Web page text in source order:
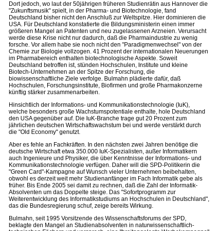
Dort jedoch, wo laut der 50jährigen früheren Studienrätin aus Hannover die
"Zukunftsmusik" spielt, in der Pharma- und Biotechnologie, fand
Deutschland bisher nicht den Anschluß zur Weltspitze. Hier dominieren die
USA. Für Deutschland konstatierte die Bildungsministerin einen immer
größeren Mangel an Patenten und neu zugelassenen Arzneien. Verursacht
werde diese Krise nicht nur dadurch, daß die Pharmaindustrie zu wenig
forsche. Vor allem habe sie noch nicht den "Paradigmenwechsel" von der
Chemie zur Biologie vollzogen. 41 Prozent der internationalen Neuerungen
im Pharmabereich enthalten biotechnologische Aspekte. Soweit
Deutschland betroffen ist, stünden Hochschulen, Institute und kleine
Biotech-Unternehmen an der Spitze der Forschung, die
biowissenschaftliche Ziele verfolge. Bulmahn plädierte dafür, daß
Hochschulen, Forschungsinstitute, Biofirmen und große Pharmakonzerne
künftig stärker zusammenarbeiten.
Hinsichtlich der Informations- und Kommunikationstechnologie (IuK),
welche besonders große Wachstumspotentiale enthalte, hole Deutschland
den USA gegenüber auf. Die IuK-Branche trage gut 20 Prozent zum
jährlichen deutschen Wirtschaftswachstum bei und werde verstärkt durch
die "Old Economy" genutzt.
Aber es fehle an Fachkräften. In den nächsten zwei Jahren benötige die
deutsche Wirtschaft etwa 350.000 IuK-Spezialisten, außer Informatikern
auch Ingenieure und Physiker, die über Kenntnisse der Informations- und
Kommunikationstechnologie verfügen. Daher will die SPD-Politikerin die
"Green Card"-Kampagne auf Wunsch vieler Unternehmen beibehalten,
obwohl es derzeit weit mehr Studienanfänger im Fach Informatik gebe als
früher. Bis Ende 2005 sei damit zu rechnen, daß die Zahl der Informatik-
Absolventen um das Doppelte steige. Das "Sofortprogramm zur
Weiterentwicklung des Informatikstudiums an Hochschulen in Deutschland",
das die Bundesregierung schuf, zeige bereits Wirkung.
Bulmahn, seit 1995 Vorsitzende des Wissenschaftsforums der SPD,
beklagte den Mangel an Studienabsolventen in naturwissenschaftlich-